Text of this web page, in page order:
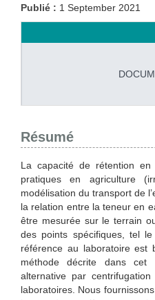
Publié : 1 September 2021
Résumé
La capacité de rétention
pratiques en agriculture
modélisation du transport de
la relation entre la teneur en
être mesurée sur le terrain
des points spécifiques, tel
référence au laboratoire est
méthode décrite dans cet
alternative par
laboratoires. Nous